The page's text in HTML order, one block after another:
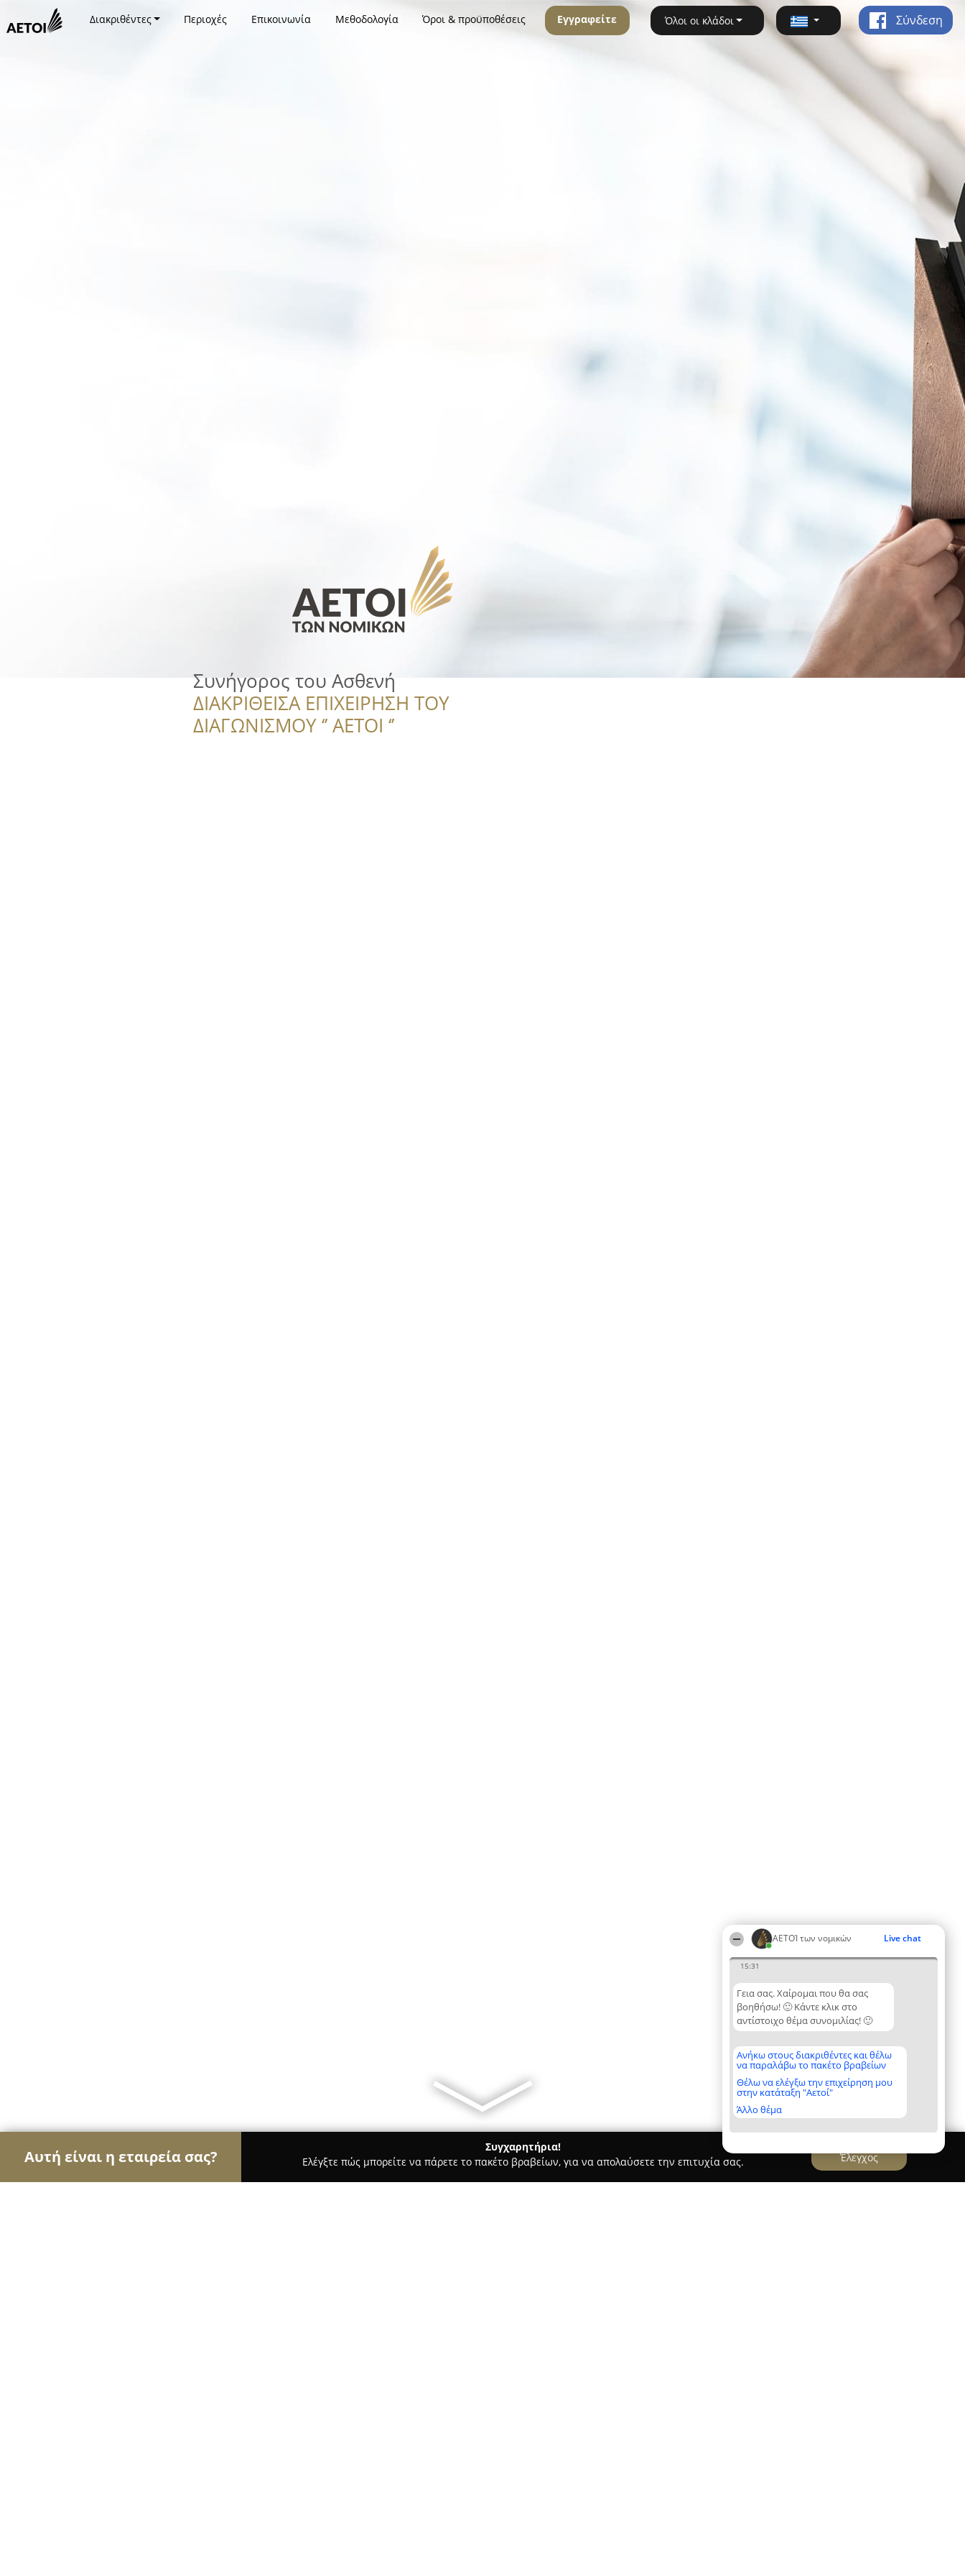
ΑΕΤΟΊ των νομικών Live chat
15:31
Γεια σας. Χαίρομαι που θα σας
βοηθήσω! 🙂 Κάντε κλικ στο
αντίστοιχο θέμα συνομιλίας! 🙂
Ανήκω στους διακριθέντες και θέλω
να παραλάβω το πακέτο βραβείων
Θέλω να ελέγξω την επιχείρηση μου
στην κατάταξη "Αετοί"
Άλλο θέμα
Διακριθέντες Περιοχές Επικοινωνία Μεθοδολογία Όροι & προϋποθέσεις Εγγραφείτε Όλοι οι κλάδοι Σύνδεση
Συνήγορος του Ασθενή
ΔΙΑΚΡΙΘΕΙΣΑ ΕΠΙΧΕΙΡΗΣΗ ΤΟΥ
ΔΙΑΓΩΝΙΣΜΟΥ ‘’ ΑΕΤΟΙ ‘’
Αυτή είναι η εταιρεία σας?
Συγχαρητήρια!
Ελέγξτε πώς μπορείτε να πάρετε το πακέτο βραβείων, για να απολαύσετε την επιτυχία σας.
Έλεγχος